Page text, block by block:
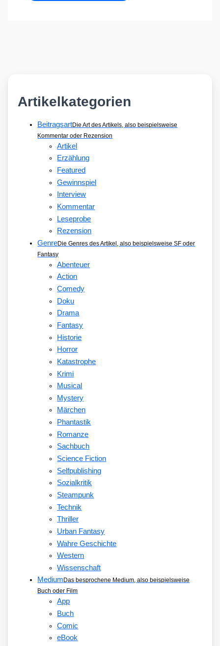
Artikelkategorien
BeitragsartDie Art des Artikels, also beispielsweise
Kommentar oder Rezension
Artikel
Erzählung
Featured
Gewinnspiel
Interview
Kommentar
Leseprobe
Rezension
GenreDie Genres des Artikel, also beispielsweise SF oder
Fantasy
Abenteuer
Action
Comedy
Doku
Drama
Fantasy
Historie
Horror
Katastrophe
Krimi
Musical
Mystery
Märchen
Phantastik
Romanze
Sachbuch
Science Fiction
Selfpublishing
Sozialkritik
Steampunk
Technik
Thriller
Urban Fantasy
Wahre Geschichte
Western
Wissenschaft
Medium Das besprochene Medium, also beispielsweise
Buch oder Film
App
Buch
Comic
eBook